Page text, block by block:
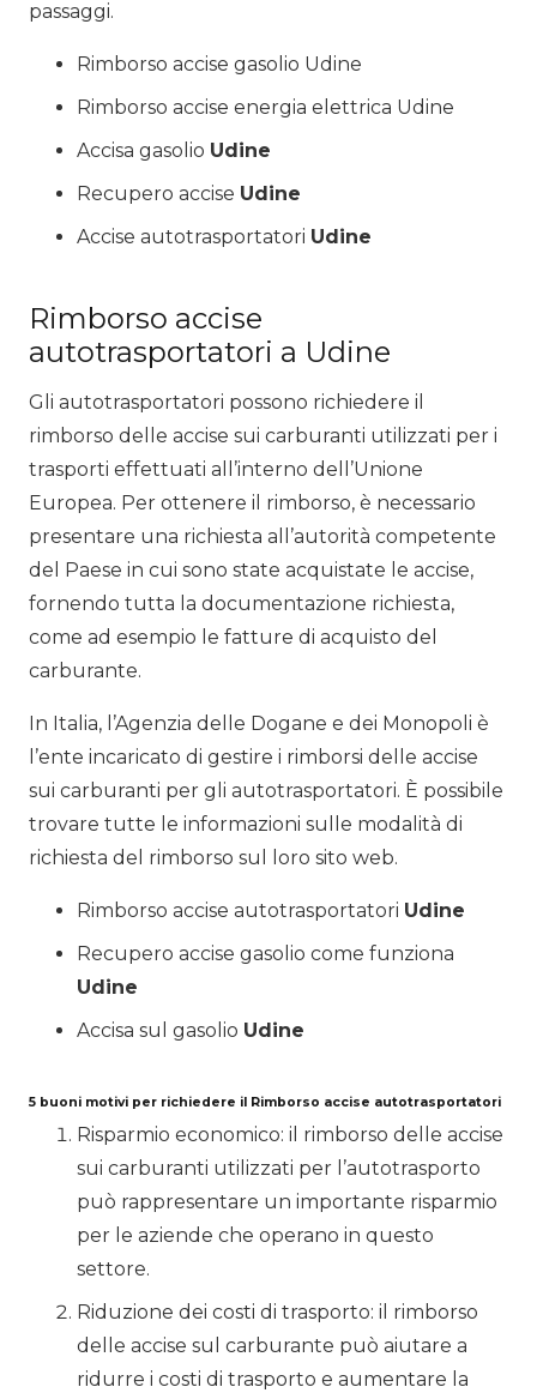
passaggi.
Rimborso accise gasolio Udine
Rimborso accise energia elettrica Udine
Accisa gasolio Udine
Recupero accise Udine
Accise autotrasportatori Udine
Rimborso accise
autotrasportatori a Udine
Gli autotrasportatori possono richiedere il
rimborso delle accise sui carburanti utilizzati per i
trasporti effettuati all’interno dell’Unione
Europea. Per ottenere il rimborso, è necessario
presentare una richiesta all’autorità competente
del Paese in cui sono state acquistate le accise,
fornendo tutta la documentazione richiesta,
come ad esempio le fatture di acquisto del
carburante.
In Italia, l’Agenzia delle Dogane e dei Monopoli è
l’ente incaricato di gestire i rimborsi delle accise
sui carburanti per gli autotrasportatori. È possibile
trovare tutte le informazioni sulle modalità di
richiesta del rimborso sul loro sito web.
Rimborso accise autotrasportatori Udine
Recupero accise gasolio come funziona
Udine
Accisa sul gasolio Udine
5 buoni motivi per richiedere il Rimborso accise autotrasportatori
Risparmio economico: il rimborso delle accise
sui carburanti utilizzati per l’autotrasporto
può rappresentare un importante risparmio
per le aziende che operano in questo
settore.
Riduzione dei costi di trasporto: il rimborso
delle accise sul carburante può aiutare a
ridurre i costi di trasporto e aumentare la